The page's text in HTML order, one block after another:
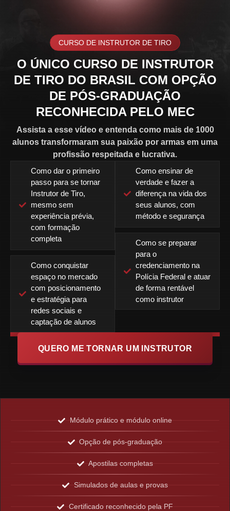
CURSO DE INSTRUTOR DE TIRO
O ÚNICO CURSO DE INSTRUTOR
DE TIRO DO BRASIL COM OPÇÃO
DE PÓS-GRADUAÇÃO
RECONHECIDA PELO MEC
Assista a esse vídeo e entenda como mais de 1000
alunos transformaram sua paixão por armas em uma
profissão respeitada e lucrativa.
Como dar o primeiro
passo para se tornar
Instrutor de Tiro,
mesmo sem
experiência prévia,
com formação
completa
Como conquistar
espaço no mercado
com posicionamento
e estratégia para
redes sociais e
captação de alunos
Como ensinar de
verdade e fazer a
diferença na vida dos
seus alunos, com
método e segurança
Como se preparar
para o
credenciamento na
Polícia Federal e atuar
de forma rentável
como instrutor
QUERO ME TORNAR UM INSTRUTOR
Módulo prático e módulo online
Opção de pós-graduação
Apostilas completas
Simulados de aulas e provas
Certificado reconhecido pela PF